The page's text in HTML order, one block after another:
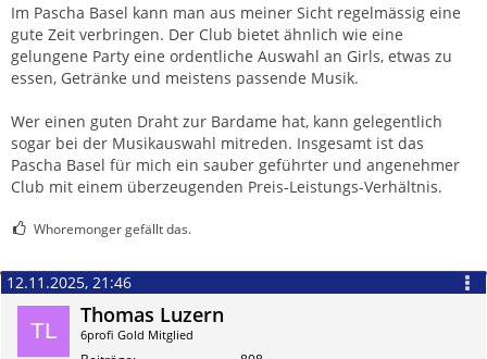
Im Pascha Basel kann man aus meiner Sicht regelmässig eine
gute Zeit verbringen. Der Club bietet ähnlich wie eine
gelungene Party eine ordentliche Auswahl an Girls, etwas zu
essen, Getränke und meistens passende Musik.
Wer einen guten Draht zur Bardame hat, kann gelegentlich
sogar bei der Musikauswahl mitreden. Insgesamt ist das
Pascha Basel für mich ein sauber geführter und angenehmer
Club mit einem überzeugenden Preis-Leistungs-Verhältnis.
Whoremonger gefällt das.
12.11.2025, 21:46
Thomas Luzern
6profi Gold Mitglied